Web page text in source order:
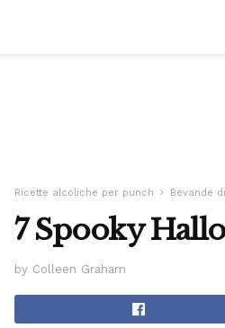
Ricette alcoliche per punch Bevande
7 Spooky
by Colleen Graham